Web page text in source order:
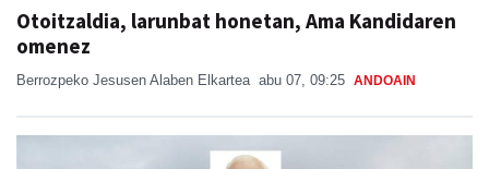
Otoitzaldia, larunbat honetan, Ama Kandidaren
omenez
Berrozpeko Jesusen Alaben Elkartea abu 07, 09:25 ANDOAIN